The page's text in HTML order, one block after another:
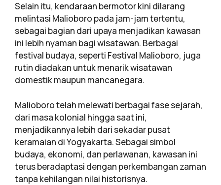
Selain itu, kendaraan bermotor kini dilarang
melintasi Malioboro pada jam-jam tertentu,
sebagai bagian dari upaya menjadikan kawasan
ini lebih nyaman bagi wisatawan. Berbagai
festival budaya, seperti Festival Malioboro, juga
rutin diadakan untuk menarik wisatawan
domestik maupun mancanegara.
Malioboro telah melewati berbagai fase sejarah,
dari masa kolonial hingga saat ini,
menjadikannya lebih dari sekadar pusat
keramaian di Yogyakarta. Sebagai simbol
budaya, ekonomi, dan perlawanan, kawasan ini
terus beradaptasi dengan perkembangan zaman
tanpa kehilangan nilai historisnya.